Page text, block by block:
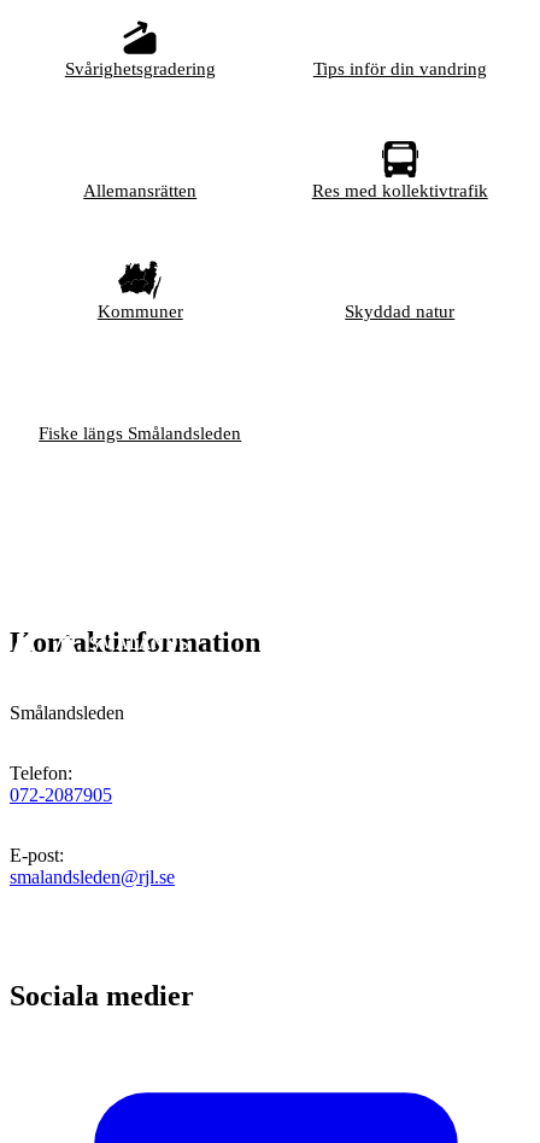
Svårighetsgradering Tips inför din vandring
Allemansrätten Res med kollektivtrafik
Kommuner Skyddad natur
Fiske längs Smålandsleden
Kontaktinformation
Smålandsleden
Telefon:
072-2087905
E-post:
smalandsleden@rjl.se
Sociala medier